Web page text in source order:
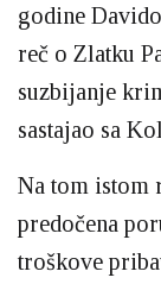
godine
reč o Zlatku
suzbijanje
sastajao sa
Na tom istom
predočena
troškove